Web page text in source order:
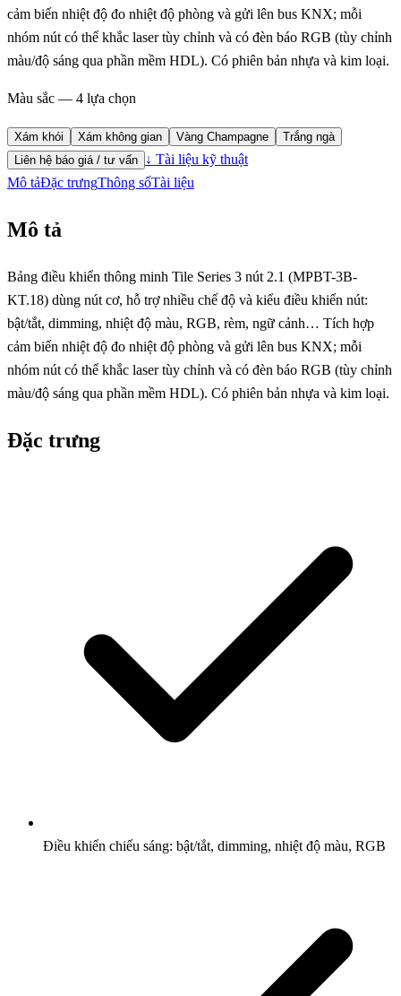
cảm biến nhiệt độ đo nhiệt độ phòng và gửi lên bus KNX; mỗi
nhóm nút có thể khắc laser tùy chỉnh và có đèn báo RGB (tùy chỉnh
màu/độ sáng qua phần mềm HDL). Có phiên bản nhựa và kim loại.
Màu sắc — 4 lựa chọn
Xám khói Xám không gian Vàng Champagne
Trắng ngà
Liên hệ báo giá / tư vấn
↓ Tài liệu kỹ thuật
Mô tảĐặc trưngThông sốTài liệu
Mô tả
Bảng điều khiển thông minh Tile Series 3 nút 2.1 (MPBT-3B-
KT.18) dùng nút cơ, hỗ trợ nhiều chế độ và kiểu điều khiển nút:
bật/tắt, dimming, nhiệt độ màu, RGB, rèm, ngữ cảnh… Tích hợp
cảm biến nhiệt độ đo nhiệt độ phòng và gửi lên bus KNX; mỗi
nhóm nút có thể khắc laser tùy chỉnh và có đèn báo RGB (tùy chỉnh
màu/độ sáng qua phần mềm HDL). Có phiên bản nhựa và kim loại.
Đặc trưng
Điều khiển chiếu sáng: bật/tắt, dimming, nhiệt độ màu, RGB